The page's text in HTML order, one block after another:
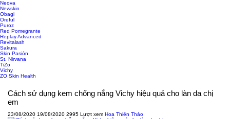
Neova
Newskin
Obagi
Oreful
Puroz
Red Pomegrante
Replay Advanced
Revitalash
Sakura
Skin Pasión
St. Nirvana
TiZo
Vichy
ZO Skin Health
Cách sử dụng kem chống nắng Vichy hiệu quả cho làn da chị
em
23/08/2020 19/08/2020 2995 Lượt xem Hoa Thiên Thảo